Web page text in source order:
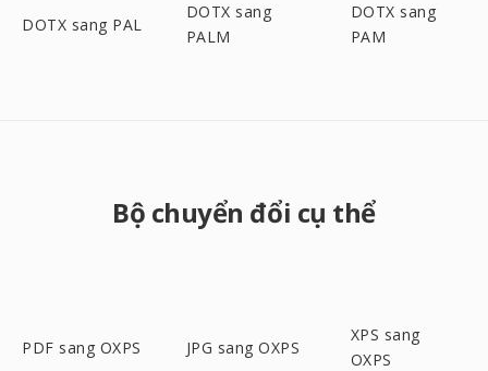
DOTX sang PAL
DOTX sang
PALM
DOTX sang
PAM
Bộ chuyển đổi cụ thể
PDF sang OXPS JPG sang OXPS
XPS sang
OXPS